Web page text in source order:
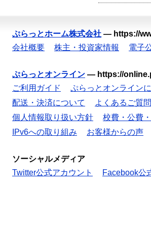
ぷらっとホーム株式会社 — https://
会社概要
株主・投資家情報 電子
ぷらっとオンライン — https://
ご利用ガイド
ぷらっとオンライン
配送・決済について
よくあるご質問
個人情報取り扱い方針
校費・公費
IPv6への取り組み
お客様からの声
ソーシャルメディア
Twitter公式アカウント
Facebook公